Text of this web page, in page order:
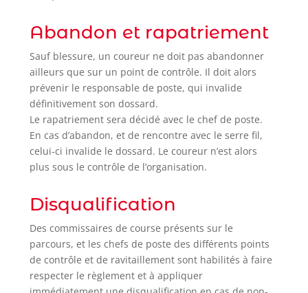
Abandon et rapatriement
Sauf blessure, un coureur ne doit pas abandonner
ailleurs que sur un point de contrôle. Il doit alors
prévenir le responsable de poste, qui invalide
définitivement son dossard.
Le rapatriement sera décidé avec le chef de poste.
En cas d’abandon, et de rencontre avec le serre fil,
celui-ci invalide le dossard. Le coureur n’est alors
plus sous le contrôle de l’organisation.
Disqualification
Des commissaires de course présents sur le
parcours, et les chefs de poste des différents points
de contrôle et de ravitaillement sont habilités à faire
respecter le règlement et à appliquer